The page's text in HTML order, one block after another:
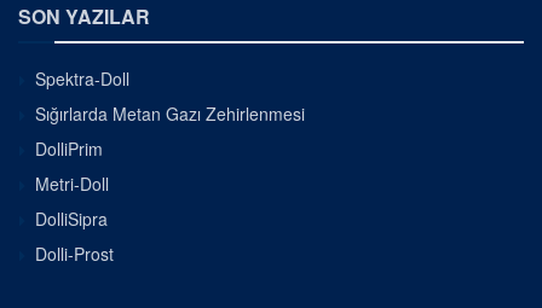
SON YAZILAR
Spektra-Doll
Sığırlarda Metan Gazı Zehirlenmesi
DolliPrim
Metri-Doll
DolliSipra
Dolli-Prost